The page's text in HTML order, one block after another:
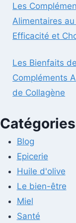
Les
Alimentaires
Efficacité et
Les Bienfaits
Compléments
de Collagène
Catégories
Blog
Epicerie
Huile d'olive
Le bien-être
Miel
Santé